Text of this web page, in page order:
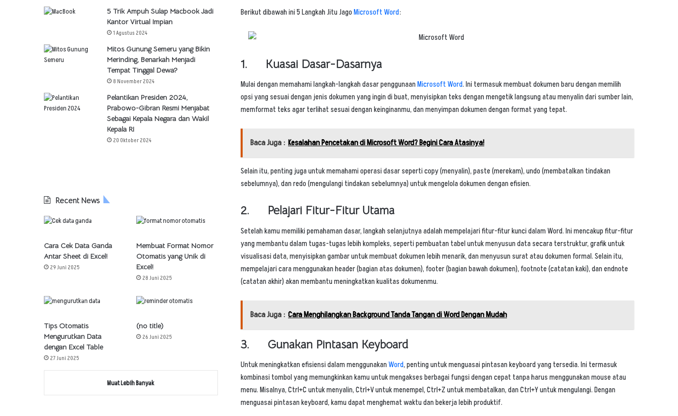
Berikut dibawah ini 5 Langkah Jitu JagoMicrosoft Word:
1. Kuasai Dasar-Dasarnya
Mulai dengan memahami langkah-langkah dasar penggunaanMicrosoft Word. Ini termasuk membuat dokumen baru dengan memilih
opsi yang sesuai dengan jenis dokumen yang ingin di buat, menyisipkan teks dengan mengetik langsung atau menyalin dari sumber lain,
memformat teks agar terlihat sesuai dengan keinginanmu, dan menyimpan dokumen dengan format yang tepat.
Baca Juga : Kesalahan Pencetakan di Microsoft Word? Begini Cara Atasinya!
Selain itu, penting juga untuk memahami operasi dasar seperti copy (menyalin), paste (merekam), undo (membatalkan tindakan
sebelumnya), dan redo (mengulangi tindakan sebelumnya) untuk mengelola dokumen dengan efisien.
2. Pelajari Fitur-Fitur Utama
Setelah kamu memiliki pemahaman dasar, langkah selanjutnya adalah mempelajari fitur-fitur kunci dalam Word. Ini mencakup fitur-fitur
yang membantu dalam tugas-tugas lebih kompleks, seperti pembuatan tabel untuk menyusun data secara terstruktur, grafik untuk
visualisasi data, menyisipkan gambar untuk membuat dokumen lebih menarik, dan menyusun surat atau dokumen formal. Selain itu,
mempelajari cara menggunakan header (bagian atas dokumen), footer (bagian bawah dokumen), footnote (catatan kaki), dan endnote
(catatan akhir) akan membantu meningkatkan kualitas dokumenmu.
Baca Juga : Cara Menghilangkan Background Tanda Tangan di Word Dengan Mudah
3. Gunakan Pintasan Keyboard
Untuk meningkatkan efisiensi dalam menggunakanWord, penting untuk menguasai pintasan keyboard yang tersedia. Ini termasuk
kombinasi tombol yang memungkinkan kamu untuk mengakses berbagai fungsi dengan cepat tanpa harus menggunakan mouse atau
menu. Misalnya, Ctrl+C untuk menyalin, Ctrl+V untuk menempel, Ctrl+Z untuk membatalkan, dan Ctrl+Y untuk mengulangi. Dengan
menguasai pintasan keyboard, kamu dapat menghemat waktu dan bekerja lebih produktif.
5 Trik Ampuh Sulap Macbook Jadi
Kantor Virtual Impian
1 Agustus 2024
Mitos Gunung Semeru yang Bikin
Merinding, Benarkah Menjadi
Tempat Tinggal Dewa?
8 November 2024
Pelantikan Presiden 2024,
Prabowo-Gibran Resmi Menjabat
Sebagai Kepala Negara dan Wakil
Kepala RI
20 Oktober 2024
Recent News
Cara Cek Data Ganda
Antar Sheet di Excel!
29 Juni 2025
Membuat Format Nomor
Otomatis yang Unik di
Excel!
28 Juni 2025
Tips Otomatis
Mengurutkan Data
dengan Excel Table
27 Juni 2025
(no title)
26 Juni 2025
Muat Lebih Banyak